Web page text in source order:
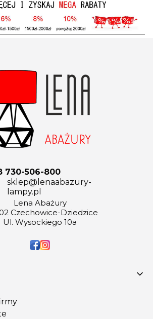
730-506-800
sklep@lenaabazury-
lampy.pl
Lena Abażury
Czechowice-Dziedzice
Ul. Wysockiego 10a